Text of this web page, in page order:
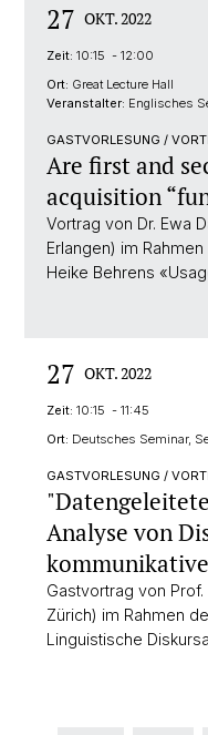
27 OKT. 2022
Zeit: 10:15 - 12:00
Ort: Great Lecture Hall
Veranstalter: Englisches
GASTVORLESUNG /
Are first and
acquisition
Vortrag von Dr. Ewa
Erlangen) im
Heike Behrens
27 OKT. 2022
Zeit: 10:15 - 11:45
Ort: Deutsches Seminar,
GASTVORLESUNG /
Analyse von
Gastvortrag von
Zürich) im Rahmen
Linguistische